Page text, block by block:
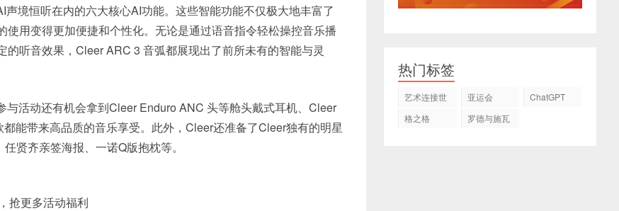
境恒听在内的六大核心AI功能。这些智能功能不仅极大地丰富了
使用变得更加便捷和个性化。无论是通过语音指令轻松操控音乐播
的听音效果，Cleer ARC 3 音弧都展现出了前所未有的智能与灵
与活动还有机会拿到Cleer Enduro ANC 头等舱头戴式耳机、Cleer
能带来高品质的音乐享受。此外，Cleer还准备了Cleer独有的明星
贤齐亲签海报、一诺Q版抱枕等。
抢更多活动福利
热门标签
艺术连接世
亚运会
ChatGPT
格之格
罗德与施瓦